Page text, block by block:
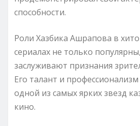
способности.
Роли Хазбика Ашрапова в
сериалах не только
заслуживают признания
Его талант и
одной из самых ярких звезд
кино.